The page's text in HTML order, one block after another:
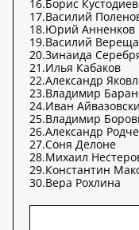
16.Борис Кустодиев
17.Василий
18.Юрий Анненков
19.Василий
20.Зинаида
21.Илья Кабаков
22.Александр
23.Владимир
24.Иван
25.Владимир
26.Александр
27.Соня Делоне
28.Михаил
29.Константин
30.Вера Рохлина